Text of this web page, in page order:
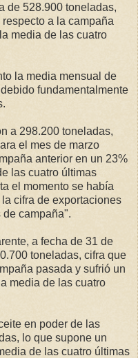
de 528.900 toneladas,
a la campaña
media de las cuatro
la media mensual de
fundamentalmente
a 298.200 toneladas,
el mes de marzo
anterior en un 23%
las cuatro últimas
el momento se había
cifra de exportaciones
campaña".
a fecha de 31 de
toneladas, cifra que
pasada y sufrió un
media de las cuatro
en poder de las
lo que supone un
de las cuatro últimas